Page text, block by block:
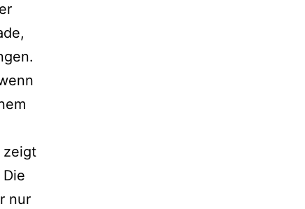
zeigt
nur